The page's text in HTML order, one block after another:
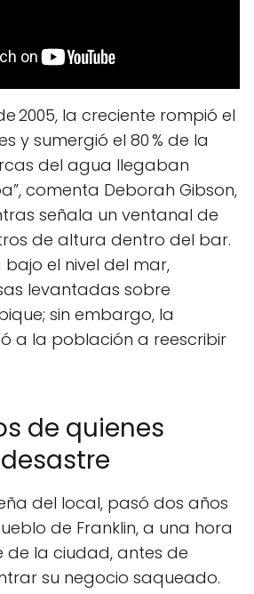
2005, la creciente rompió el
y sumergió el 80 % de la
del agua llegaban
comenta Deborah Gibson,
señala un ventanal de
de altura dentro del bar.
el nivel del mar,
levantadas sobre
sin embargo, la
a la población a reescribir
de quienes
del local, pasó dos años
de Franklin, a una hora
de la ciudad, antes de
su negocio saqueado.